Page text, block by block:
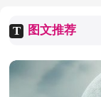
T 图文推荐